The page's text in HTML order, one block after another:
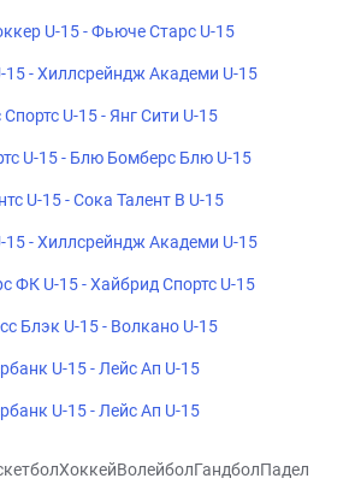
U-15 - Фьюче Старс U-15
15 - Хиллсрейндж Академи U-15
U-15 - Янг Сити U-15
U-15 - Блю Бомберс Блю U-15
U-15 - Сока Талент B U-15
15 - Хиллсрейндж Академи U-15
ФК U-15 - Хайбрид Спортс U-15
Блэк U-15 - Волкано U-15
U-15 - Лейс Ап U-15
U-15 - Лейс Ап U-15
ХоккейВолейболГандболПадел